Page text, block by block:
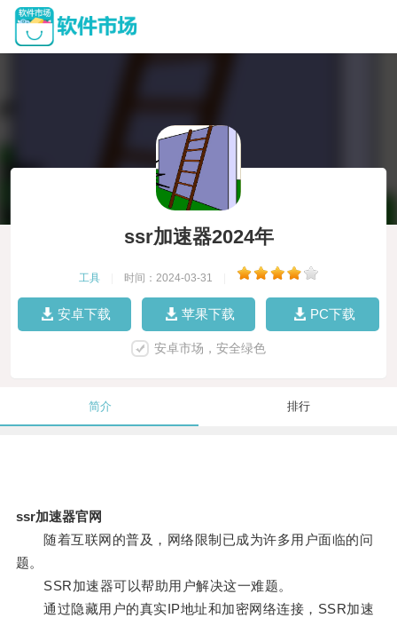
ssr加速器2024年
工具 时间：2024-03-31
安卓下载 苹果下载 PC下载
安卓市场，安全绿色
简介 排行
ssr加速器官网
随着互联网的普及，网络限制已成为许多用户面临的问
题。
SSR加速器可以帮助用户解决这一难题。
通过隐藏用户的真实IP地址和加密网络连接，SSR加速